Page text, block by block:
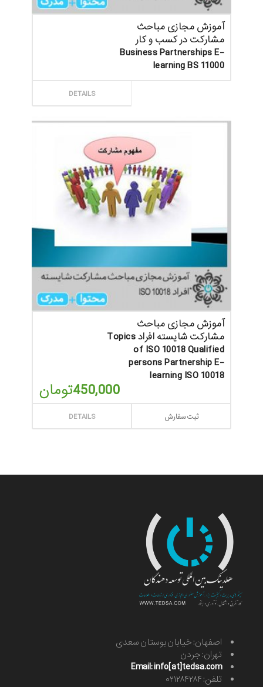
آموزش مجازی مباحث
مشارکت در کسب و کار
Business Partnerships E-
learning BS 11000
DETAILS
آموزش مجازی مباحث
مشارکت شایسته افراد Topics
of ISO 10018 Qualified
persons Partnership E-
learning ISO 10018
450,000تومان
DETAILS ثبت سفارش
اصفهان: خیابان بوستان سعدی
تهران: جردن
Email: info[at]tedsa.com
تلفن: ۰۲۱۲۸۴۲۸۴